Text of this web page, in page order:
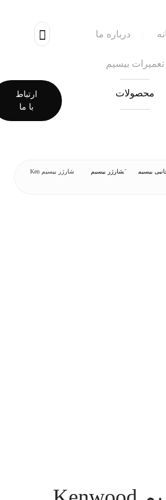
درباره ما
تعمیرات بیسیم
محصولات
ارتباط
با ما
بیسیم َشارژر بیسیم
شارژر بیسیم Ken